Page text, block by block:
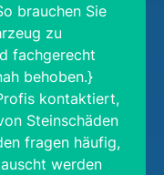
brauchen Sie
zu
fachgerecht
behoben.}
kontaktiert,
Steinschäden
fragen häufig,
werden